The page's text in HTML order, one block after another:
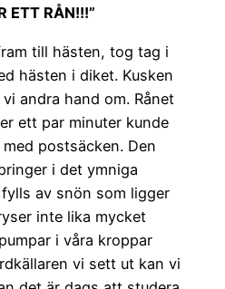
ETT RÅN!!!”
till hästen, tog tag i
hästen i diket. Kusken
andra hand om. Rånet
ett par minuter kunde
postsäcken. Den
i det ymniga
av snön som ligger
inte lika mycket
i våra kroppar
vi sett ut kan vi